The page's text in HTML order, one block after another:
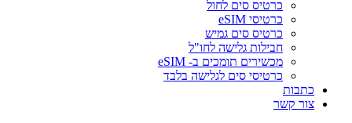
כרטיס סים לחול
כרטיסי eSIM
כרטיס סים גמיש
חבילות גלישה לחו"ל
מכשירים תומכים ב- eSIM
כרטיסי סים לגלישה בלבד
כתבות
צור קשר